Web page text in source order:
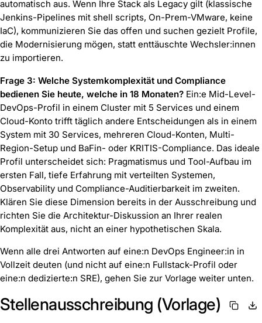
automatisch aus. Wenn Ihre Stack als Legacy gilt (klassische
Jenkins-Pipelines mit shell scripts, On-Prem-VMware, keine
IaC), kommunizieren Sie das offen und suchen gezielt Profile,
die Modernisierung mögen, statt enttäuschte Wechsler:innen
zu importieren.
Frage 3: Welche Systemkomplexität und Compliance
bedienen Sie heute, welche in 18 Monaten? Ein:e Mid-Level-
DevOps-Profil in einem Cluster mit 5 Services und einem
Cloud-Konto trifft täglich andere Entscheidungen als in einem
System mit 30 Services, mehreren Cloud-Konten, Multi-
Region-Setup und BaFin- oder KRITIS-Compliance. Das ideale
Profil unterscheidet sich: Pragmatismus und Tool-Aufbau im
ersten Fall, tiefe Erfahrung mit verteilten Systemen,
Observability und Compliance-Auditierbarkeit im zweiten.
Klären Sie diese Dimension bereits in der Ausschreibung und
richten Sie die Architektur-Diskussion an Ihrer realen
Komplexität aus, nicht an einer hypothetischen Skala.
Wenn alle drei Antworten auf eine:n DevOps Engineer:in in
Vollzeit deuten (und nicht auf eine:n Fullstack-Profil oder
eine:n dedizierte:n SRE), gehen Sie zur Vorlage weiter unten.
Stellenausschreibung (Vorlage)